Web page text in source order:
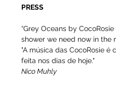
PRESS
“Grey Oceans by
shower we need now in the
"A música das CocoRosie
feita nos dias de hoje."
Nico Muhly